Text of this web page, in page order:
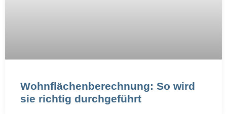
Wohnflächenberechnung: So wird
sie richtig durchgeführt